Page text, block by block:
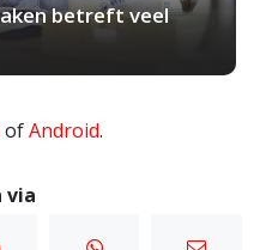
betreft veel
ofAndroid.
via